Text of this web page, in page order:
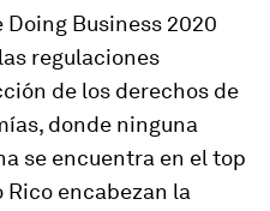
Doing Business 2020
regulaciones
de los derechos de
donde ninguna
se encuentra en el top
Rico encabezan la